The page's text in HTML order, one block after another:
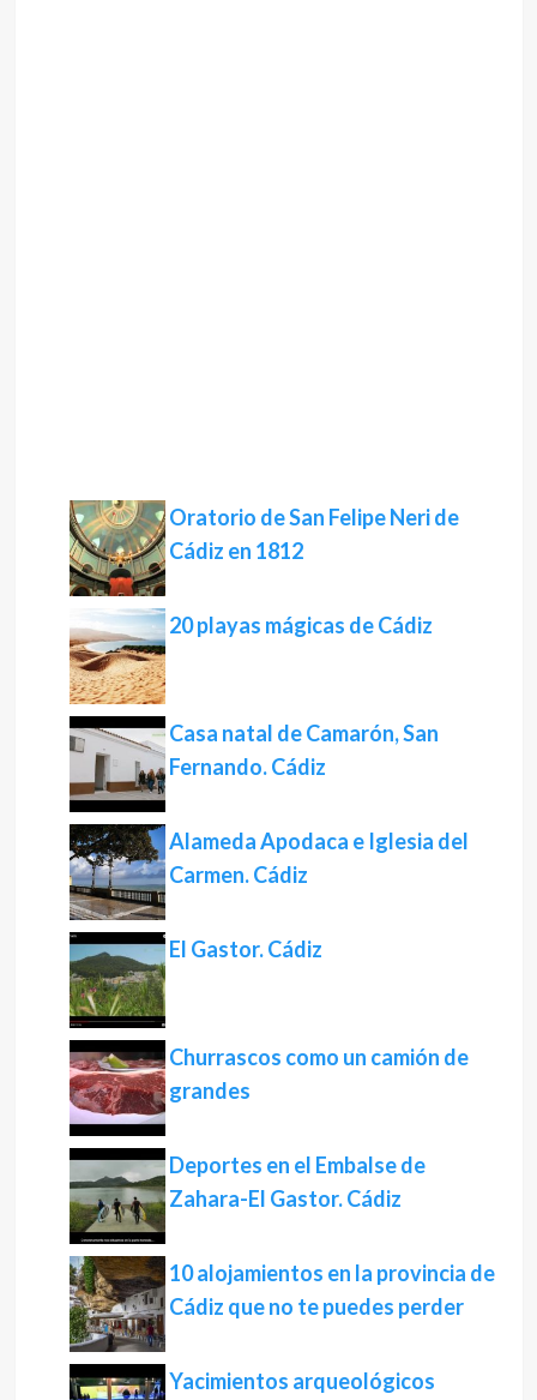
Oratorio de San Felipe Neri de
Cádiz en 1812
20 playas mágicas de Cádiz
Casa natal de Camarón, San
Fernando. Cádiz
Alameda Apodaca e Iglesia del
Carmen. Cádiz
El Gastor. Cádiz
Churrascos como un camión de
grandes
Deportes en el Embalse de
Zahara-El Gastor. Cádiz
10 alojamientos en la provincia de
Cádiz que no te puedes perder
Yacimientos arqueológicos